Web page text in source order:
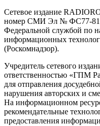
Сетевое издание
номер СМИ Эл № ФС77-
Федеральной службой по
информационных
(Роскомнадзор).
Учредитель сетевого
ответственностью «ГПМ
для отправления
нарушения авторских и
На информационном
рекомендательные
предоставления